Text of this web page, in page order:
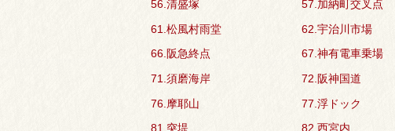
56.清盛塚
57.加納町交叉点
61.松風村雨堂
62.宇治川市場
66.阪急終点
67.神有電車乗場
71.須磨海岸
72.阪神国道
76.摩耶山
77.浮ドック
81.突堤
82.西宮内